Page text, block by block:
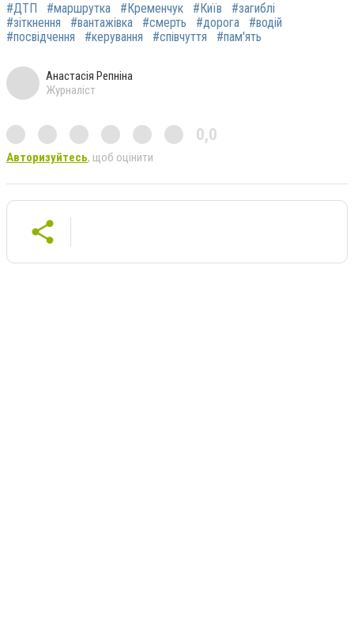
#ДТП
#маршрутка #Кременчук #Київ
#загиблі
#зіткнення
#вантажівка #смерть #дорога
#водій
#посвідчення
#керування #співчуття #пам'ять
Анастасія Репніна
Журналіст
0,0
Авторизуйтесь, щоб оцінити